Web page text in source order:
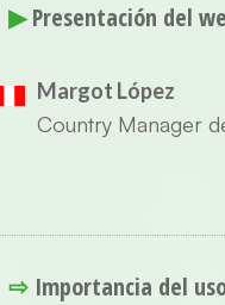
▶ Presentación del
Margot López
Country Manager
⇨ Importancia del